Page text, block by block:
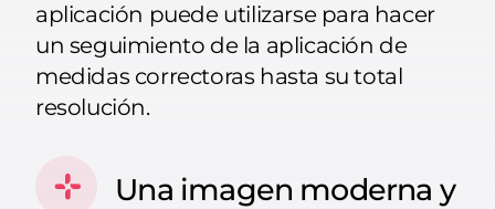
aplicación puede utilizarse para hacer
un seguimiento de la aplicación de
medidas correctoras hasta su total
resolución.
Una imagen moderna y